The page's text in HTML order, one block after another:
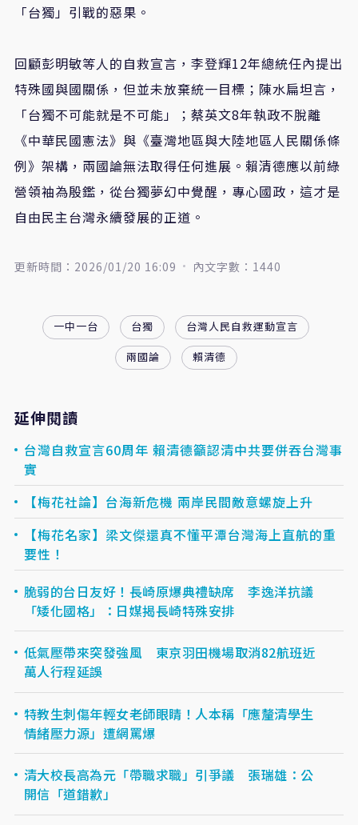
「台獨」引戰的惡果。
回顧彭明敏等人的自救宣言，李登輝12年總統任內提出
特殊國與國關係，但並未放棄統一目標；陳水扁坦言，
「台獨不可能就是不可能」；蔡英文8年執政不脫離
《中華民國憲法》與《臺灣地區與大陸地區人民關係條
例》架構，兩國論無法取得任何進展。賴清德應以前綠
營領袖為殷鑑，從台獨夢幻中覺醒，專心國政，這才是
自由民主台灣永續發展的正道。
更新時間：2026/01/20 16:09 內文字數：1440
一中一台 台獨
台灣人民自救運動宣言
兩國論
賴清德
延伸閱讀
台灣自救宣言60周年 賴清德籲認清中共要併吞台灣事
實
【梅花社論】台海新危機 兩岸民間敵意螺旋上升
【梅花名家】梁文𠎀還真不懂平潭台灣海上直航的重
要性！
脆弱的台日友好！長崎原爆典禮缺席 李逸洋抗議
「矮化國格」：日媒揭長崎特殊安排
低氣壓帶來突發強風 東京羽田機場取消82航班近
萬人行程延誤
特教生刺傷年輕女老師眼睛！人本稱「應釐清學生
情緒壓力源」遭網罵爆
清大校長高為元「帶職求職」引爭議 張瑞雄：公
開信「道錯歉」